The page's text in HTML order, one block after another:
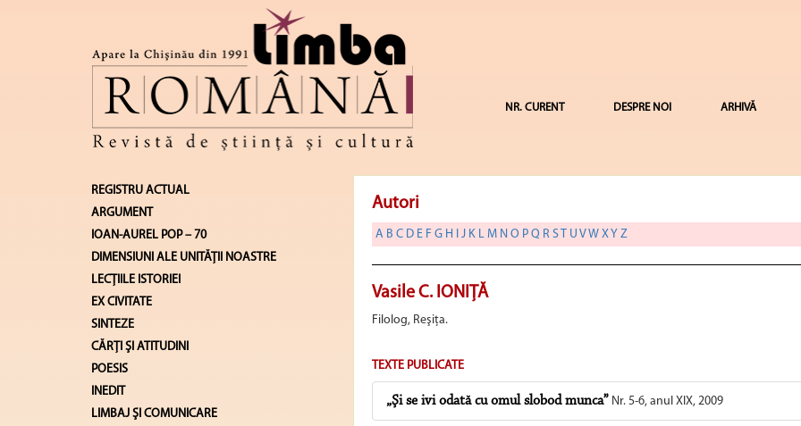
NR. CURENT DESPRE NOI ARHIVĂ
REGISTRU ACTUAL
ARGUMENT
IOAN-AUREL POP – 70
DIMENSIUNI ALE UNITĂŢII NOASTRE
LECŢIILE ISTORIEI
EX CIVITATE
SINTEZE
CĂRŢI ŞI ATITUDINI
POESIS
INEDIT
LIMBAJ ŞI COMUNICARE
Autori
A B C D E F G H J K L M N O P Q R ST U VW XY Z
Vasile C. IONIŢĂ
Filolog, Reşiţa.
TEXTE PUBLICATE
„Şi se ivi odată cu omul slobod munca”Nr. 5-6, anul XIX, 2009